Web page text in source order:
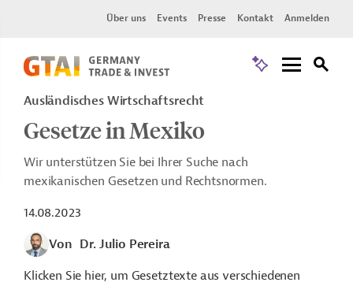
Über uns Events Presse Kontakt Anmelden
Ausländisches Wirtschaftsrecht
Gesetze in Mexiko
Wir unterstützen Sie bei Ihrer Suche nach
mexikanischen Gesetzen und Rechtsnormen.
14.08.2023
Von Dr. Julio Pereira
Klicken Sie hier, um Gesetztexte aus verschiedenen